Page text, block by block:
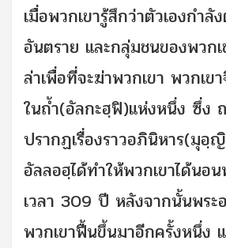
เมื่อพวกเขารู้สึกว่าตัวเองกำลั
อันตราย และกลุ่มชนของพวกเ
ล่าเพื่อที่จะฆ่าพวกเขา พวกเข
ในถ้ำ(อัลกะฮฺฟิ)แห่งหนึ่ง ซึ่ง
ปรากฏเรื่องราวอภินิหาร(มุอฺ
อัลลอฮฺได้ทำให้พวกเขาได้นอ
เวลา 309 ปี หลังจากนั้นพระ
พวกเขาฟื้นขึ้นมาอีกครั้งหนึ่ง